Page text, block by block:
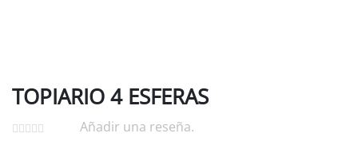
TOPIARIO 4 ESFERAS
Añadir una reseña.